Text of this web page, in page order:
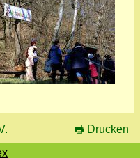
🖶 Drucken